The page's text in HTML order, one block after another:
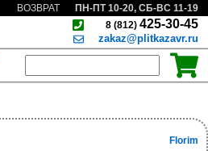
ВОЗВРАТ
ПН-ПТ 10-20, СБ-ВС 11-19
8 (812) 425-30-45
zakaz@plitkazavr.ru
Florim